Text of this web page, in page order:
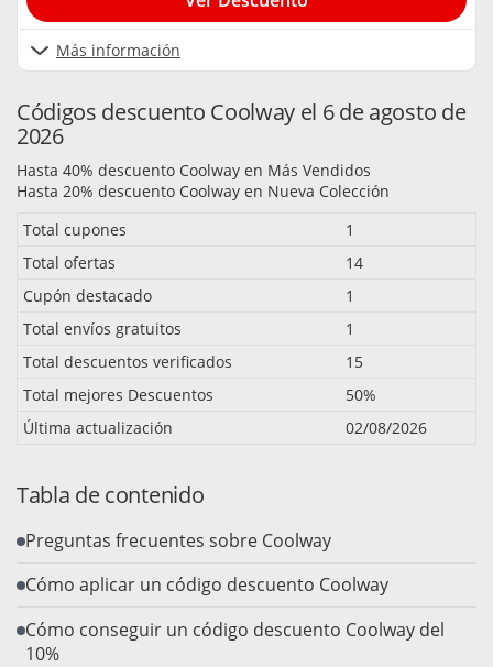
Más información
Códigos descuento Coolway el 6 de agosto de
2026
Hasta 40% descuento Coolway en Más Vendidos
Hasta 20% descuento Coolway en Nueva Colección
Total cupones
1
Total ofertas
14
Cupón destacado
1
Total envíos gratuitos
1
Total descuentos verificados
15
Total mejores Descuentos
50%
Última actualización
02/08/2026
Tabla de contenido
Preguntas frecuentes sobre Coolway
Cómo aplicar un código descuento Coolway
Cómo conseguir un código descuento Coolway del
10%